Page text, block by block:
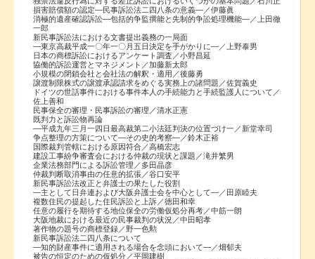
損害賠償額の認定―民事訴訟法二四八条の意義―／伊藤眞
消極的遺産確認訴訟―包括的争監撰能と先制的争訟処理機能―／上田徹
一郎
新民事訴訟法における文書提出義務の一局面
―東京高裁平成一〇年一〇月五日決定を手がかりに―／上野泰男
日本の商標訴訟におけるアンケート調査／小野昌延
協働的訴訟運営とマネジメント／加藤新太郎
小規模の閉鎖会社と会社法の解釈・適用／後藤勇
譲渡制限株式の譲渡承認請求をめぐる実務上の諸問題／佐賀義史
ドイツの世話事件における事件本人の手続能力と手続監護人について／
佐上善和
民事保全の審理・民事訴訟の審理／清水正憲
既判力と訴訟物再論
―平成九年三月一四日最高裁第二小法廷判決の位置づけ一／新堂幸司
争点整理の方策について―その史的考察―／鈴木正裕
国際裁判管轄における原因符合／高橋宏志
建設工事紛争審査会における仲裁の現状と課題／滝井繁男
企業法務部門による訴訟管理／多田晶彦
仲裁判断取消事由の任意的拡張／谷口安平
新民事訴訟法改正と弁護士の果たした役割
―主として日弁連および大阪弁護士会を中心として―／田原睦夫
複数住民の提起した住民訴訟と上訴／徳田和幸
任意の履行を期待する地位保全の労働仮処分再考／中筋一朗
大阪地裁における最近の民事裁判の状況／中田昭孝
著作物の題号の商標登録／野一色勲
新民事訴訟法二四八条について
―知的財産事件に適用される場合を念頭において―／畑郁夫
被告の恒定のための仮処分／平岡建樹